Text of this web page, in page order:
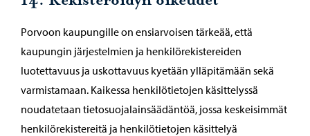
Porvoon kaupungille on ensiarvoisen tärkeää, että
kaupungin järjestelmien ja henkilörekistereiden
luotettavuus ja uskottavuus kyetään ylläpitämään sekä
varmistamaan. Kaikessa henkilötietojen käsittelyssä
noudatetaan tietosuojalainsäädäntöä, jossa keskeisimmät
henkilörekistereitä ja henkilötietojen käsittelyä